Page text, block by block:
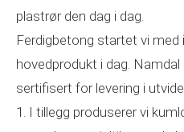
plastrør den dag i dag.
Ferdigbetong startet vi med
hovedprodukt i dag.
sertifisert for levering i
1. I tillegg produserer vi